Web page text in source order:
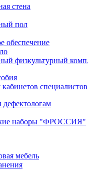
стена
пол
обеспечение
физкультурный
специалистов
наборы "ФРОССИЯ"
мебель